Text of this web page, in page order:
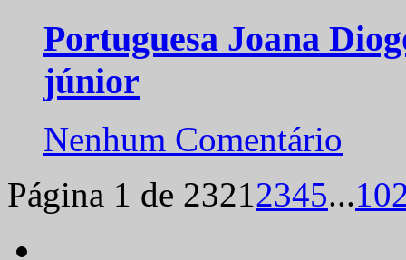
Portuguesa Joana
júnior
Nenhum Comentário
Página 1 de 23212345...10